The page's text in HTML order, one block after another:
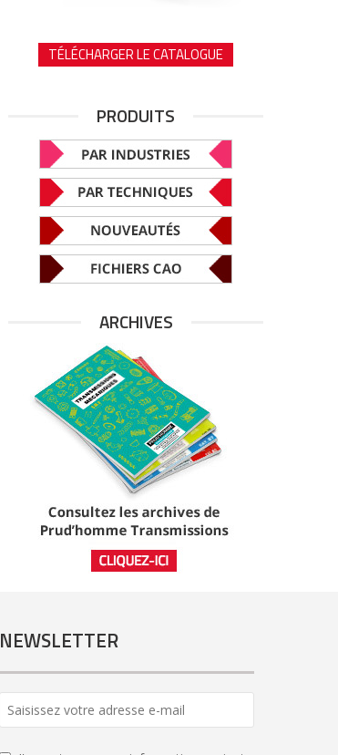
TÉLÉCHARGER LE CATALOGUE
PRODUITS
ARCHIVES
NEWSLETTER